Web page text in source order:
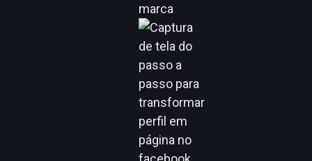
marca